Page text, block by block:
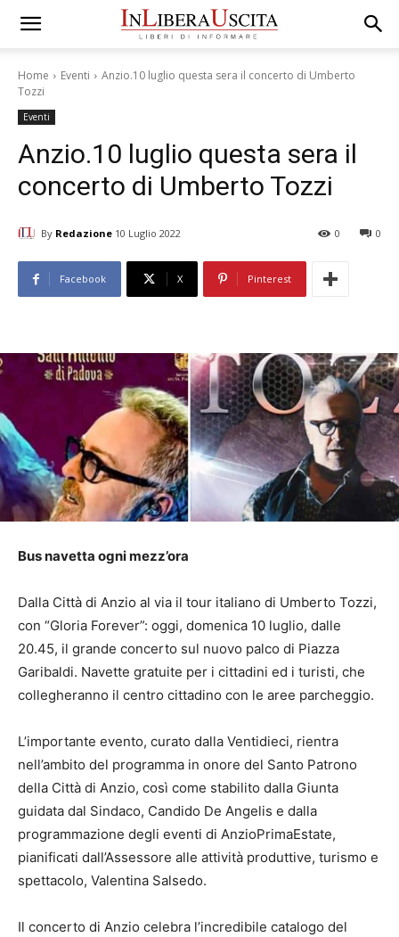
Home Eventi
Anzio.10 luglio questa sera il concerto di Umberto
Tozzi
Eventi
Anzio.10 luglio questa sera il
concerto di Umberto Tozzi
By Redazione 10 Luglio 2022 0
0
Facebook X Pinterest
Bus navetta ogni mezz’ora
Dalla Città di Anzio al via il tour italiano di Umberto Tozzi,
con “Gloria Forever”: oggi, domenica 10 luglio, dalle
20.45, il grande concerto sul nuovo palco di Piazza
Garibaldi. Navette gratuite per i cittadini ed i turisti, che
collegheranno il centro cittadino con le aree parcheggio.
L’importante evento, curato dalla Ventidieci, rientra
nell’ambito del programma in onore del Santo Patrono
della Città di Anzio, così come stabilito dalla Giunta
guidata dal Sindaco, Candido De Angelis e dalla
programmazione degli eventi di AnzioPrimaEstate,
pianificati dall’Assessore alle attività produttive, turismo e
spettacolo, Valentina Salsedo.
Il concerto di Anzio celebra l’incredibile catalogo del